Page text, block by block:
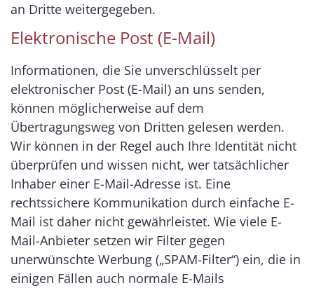
an Dritte weitergegeben.
Elektronische Post (E-Mail)
Informationen, die Sie unverschlüsselt per
elektronischer Post (E-Mail) an uns senden,
können möglicherweise auf dem
Übertragungsweg von Dritten gelesen werden.
Wir können in der Regel auch Ihre Identität nicht
überprüfen und wissen nicht, wer tatsächlicher
Inhaber einer E-Mail-Adresse ist. Eine
rechtssichere Kommunikation durch einfache E-
Mail ist daher nicht gewährleistet. Wie viele E-
Mail-Anbieter setzen wir Filter gegen
unerwünschte Werbung („SPAM-Filter“) ein, die in
einigen Fällen auch normale E-Mails